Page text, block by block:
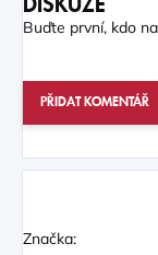
DISKUZE
Buďte první, kdo
PŘIDAT KOMENTÁŘ
Značka: